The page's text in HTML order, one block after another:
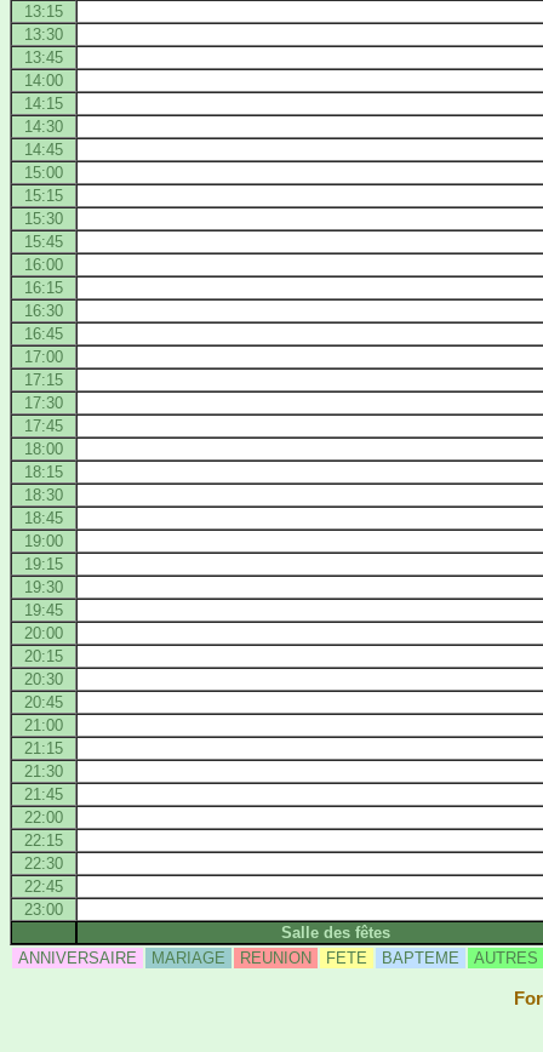
13:15
13:30
13:45
14:00
14:15
14:30
14:45
15:00
15:15
15:30
15:45
16:00
16:15
16:30
16:45
17:00
17:15
17:30
17:45
18:00
18:15
18:30
18:45
19:00
19:15
19:30
19:45
20:00
20:15
20:30
20:45
21:00
21:15
21:30
21:45
22:00
22:15
22:30
22:45
23:00
Salle des fêtes
ANNIVERSAIRE
MARIAGE REUNION FETE BAPTEME AUTRES